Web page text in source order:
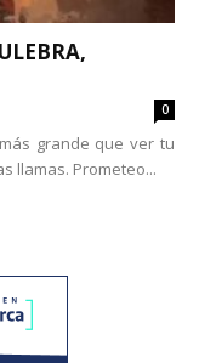
0
grande que ver tu
llamas. Prometeo...